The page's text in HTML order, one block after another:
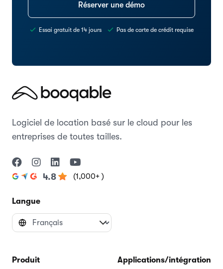
Réserver une démo
Essai gratuit de 14 jours Pas de carte de crédit requise
Logiciel de location basé sur le cloud pour les
entreprises de toutes tailles.
4.8 (1,000+ )
Langue
Produit
Applications/intégrations